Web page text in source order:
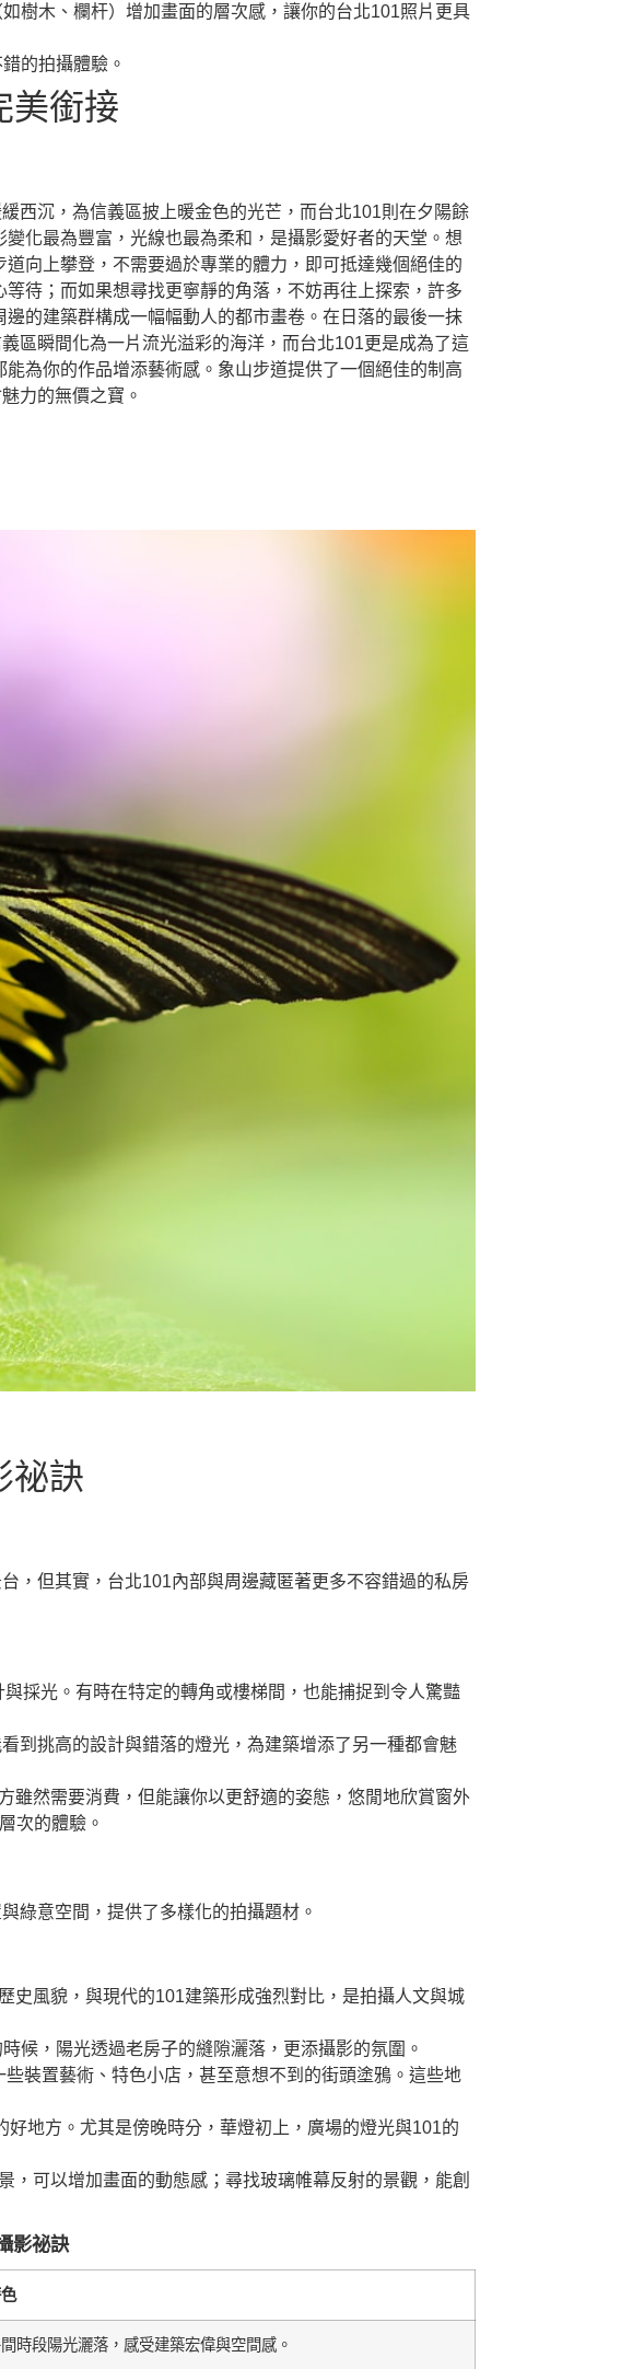
樹木、欄杆）增加畫面的層次感，讓你的台北101照片更具
的拍攝體驗。
美銜接
西沉，為信義區披上暖金色的光芒，而台北101則在夕陽餘
化最為豐富，光線也最為柔和，是攝影愛好者的天堂。想
向上攀登，不需要過於專業的體力，即可抵達幾個絕佳的
待；而如果想尋找更寧靜的角落，不妨再往上探索，許多
的建築群構成一幅幅動人的都市畫卷。在日落的最後一抹
區瞬間化為一片流光溢彩的海洋，而台北101更是成為了這
為你的作品增添藝術感。象山步道提供了一個絕佳的制高
力的無價之寶。
祕訣
，但其實，台北101內部與周邊藏匿著更多不容錯過的私房
採光。有時在特定的轉角或樓梯間，也能捕捉到令人驚豔
到挑高的設計與錯落的燈光，為建築增添了另一種都會魅
雖然需要消費，但能讓你以更舒適的姿態，悠閒地欣賞窗外
次的體驗。
綠意空間，提供了多樣化的拍攝題材。
史風貌，與現代的101建築形成強烈對比，是拍攝人文與城
候，陽光透過老房子的縫隙灑落，更添攝影的氛圍。
裝置藝術、特色小店，甚至意想不到的街頭塗鴉。這些地
地方。尤其是傍晚時分，華燈初上，廣場的燈光與101的
可以增加畫面的動態感；尋找玻璃帷幕反射的景觀，能創
影祕訣
時段陽光灑落，感受建築宏偉與空間感。